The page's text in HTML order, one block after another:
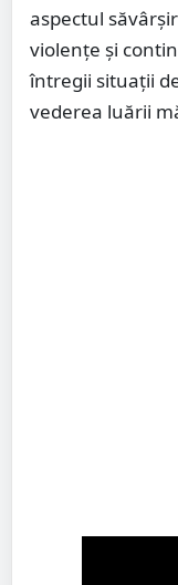
aspectul
violențe și
întregii situații
vederea luării